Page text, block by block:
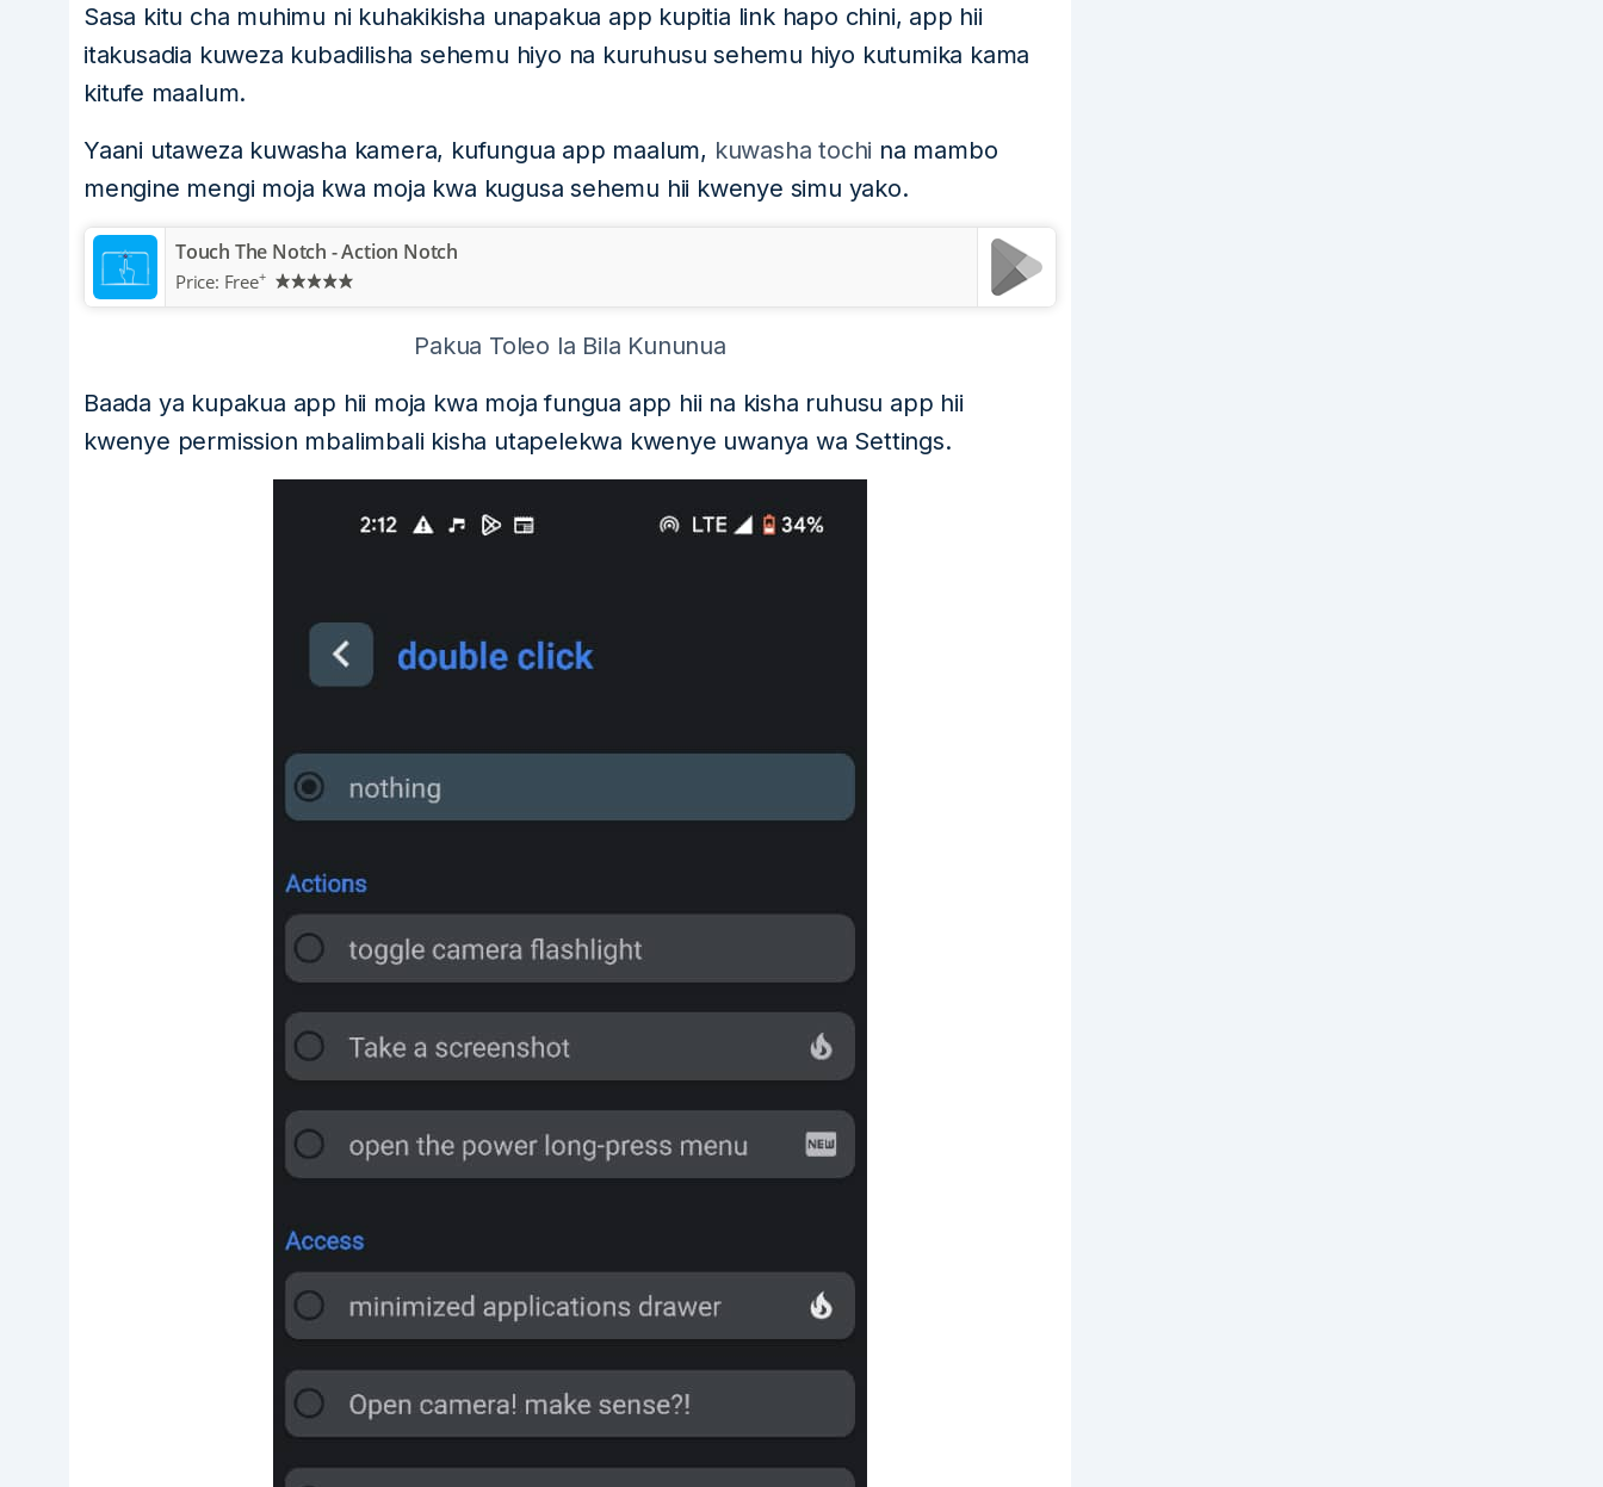
Sasa kitu cha muhimu ni kuhakikisha unapakua app kupitia link hapo chini, app hii
itakusadia kuweza kubadilisha sehemu hiyo na kuruhusu sehemu hiyo kutumika kama
kitufe maalum.
Yaani utaweza kuwasha kamera, kufungua app maalum, kuwasha tochi na mambo
mengine mengi moja kwa moja kwa kugusa sehemu hii kwenye simu yako.
Touch The Notch - Action Notch
Price: Free+
Pakua Toleo la Bila Kununua
Baada ya kupakua app hii moja kwa moja fungua app hii na kisha ruhusu app hii
kwenye permission mbalimbali kisha utapelekwa kwenye uwanya wa Settings.